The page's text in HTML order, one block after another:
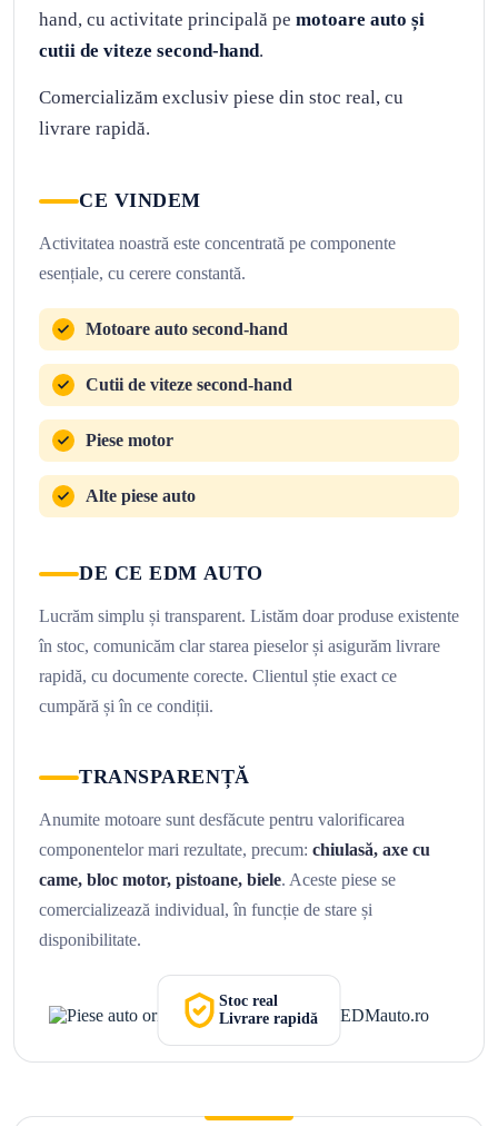
hand, cu activitate principală pe motoare auto și
cutii de viteze second-hand.
Comercializăm exclusiv piese din stoc real, cu
livrare rapidă.
CE VINDEM
Activitatea noastră este concentrată pe componente
esențiale, cu cerere constantă.
Motoare auto second-hand
Cutii de viteze second-hand
Piese motor
Alte piese auto
DE CE EDM AUTO
Lucrăm simplu și transparent. Listăm doar produse existente
în stoc, comunicăm clar starea pieselor și asigurăm livrare
rapidă, cu documente corecte. Clientul știe exact ce
cumpără și în ce condiții.
TRANSPARENȚĂ
Anumite motoare sunt desfăcute pentru valorificarea
componentelor mari rezultate, precum: chiulasă, axe cu
came, bloc motor, pistoane, biele. Aceste piese se
comercializează individual, în funcție de stare și
disponibilitate.
Stoc real
Livrare rapidă